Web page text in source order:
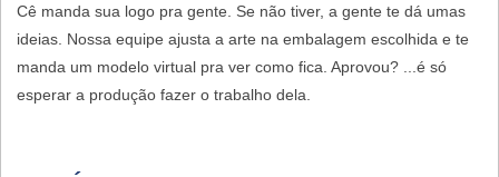
Cê manda sua logo pra gente. Se não tiver, a gente te dá umas
ideias. Nossa equipe ajusta a arte na embalagem escolhida e te
manda um modelo virtual pra ver como fica. Aprovou? ...é só
esperar a produção fazer o trabalho dela.